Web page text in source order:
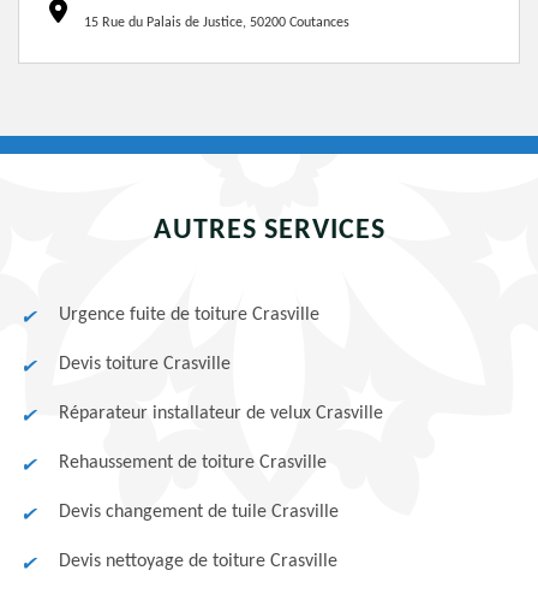
15 Rue du Palais de Justice, 50200 Coutances
AUTRES SERVICES
Urgence fuite de toiture Crasville
Devis toiture Crasville
Réparateur installateur de velux Crasville
Rehaussement de toiture Crasville
Devis changement de tuile Crasville
Devis nettoyage de toiture Crasville